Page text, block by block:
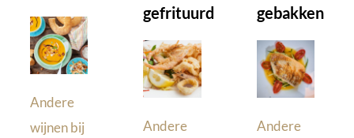
Andere
wijnen bij
gefrituurd
Andere
gebakken
Andere